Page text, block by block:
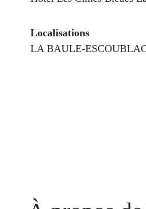
Localisations
LA BAULE-